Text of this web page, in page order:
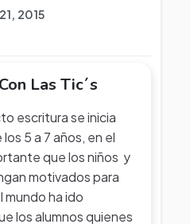
2015
Las Tic´s
se inicia
5 a 7 años, en el
que los niños y
motivados para
mundo ha ido
los alumnos quienes